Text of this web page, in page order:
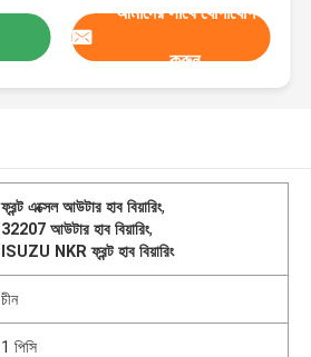
আমাদের সাথে যোগাযোগ
করুন
ফ্রন্ট এক্সেল আউটার হাব বিয়ারিং,
32207 আউটার হাব বিয়ারিং,
ISUZU NKR ফ্রন্ট হাব বিয়ারিং
চীন
1 পিসি